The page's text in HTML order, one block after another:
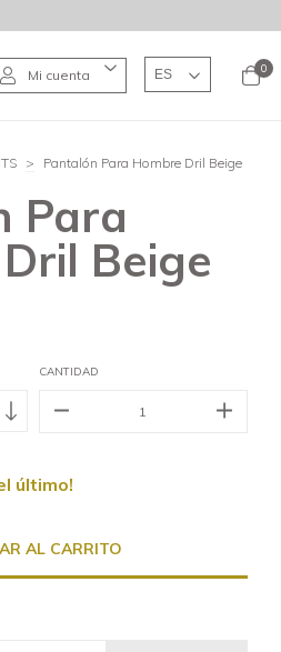
Mi cuenta 0
> Pantalón Para Hombre Dril Beige
Para
Beige
CANTIDAD
último!